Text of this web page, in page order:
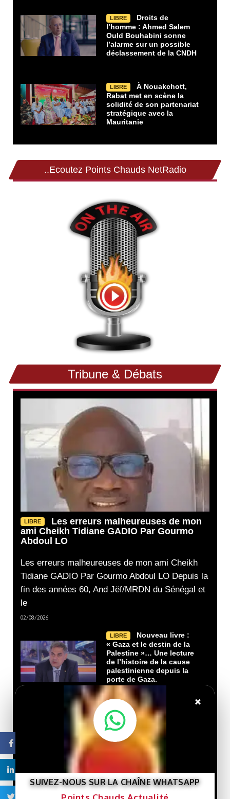
LIBRE
Droits de
l’homme : Ahmed Salem
Ould Bouhabini sonne
l’alarme sur un possible
déclassement de la CNDH
LIBRE
À Nouakchott,
Rabat met en scène la
solidité de son partenariat
stratégique avec la
Mauritanie
..Ecoutez Points Chauds NetRadio
Tribune & Débats
LIBRE
Les erreurs malheureuses de mon
ami Cheikh Tidiane GADIO Par Gourmo
Abdoul LO
Les erreurs malheureuses de mon ami Cheikh
Tidiane GADIO Par Gourmo Abdoul LO Depuis la
fin des années 60, And Jëf/MRDN du Sénégal et
le
02/08/2026
LIBRE
Nouveau livre :
« Gaza et le destin de la
Palestine »… Une lecture
de l’histoire de la cause
palestinienne depuis la
porte de Gaza.
29/07/2026
LIBRE
Que veut le
Président Ghazwani?
21/07/2026
LIBRE
Macky Sall défie
Dakar : un retour qui rebat
les cartes face à Sonko
×
SUIVEZ-NOUS SUR LA CHAÎNE WHATSAPP